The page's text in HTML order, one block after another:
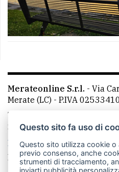
Merateonline S.r.l. - Via
Merate (LC) - P.IVA
Telefono:
mail:
La redazione
MerateOnline
Made by VIP
Questo sito fa uso di
Questo sito utilizza cookie o
previo consenso, anche
strumenti di tracciamento,